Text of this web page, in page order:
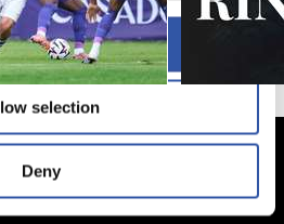
Allow all
selection
Deny